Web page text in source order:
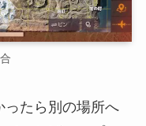
ったら別の場所へ